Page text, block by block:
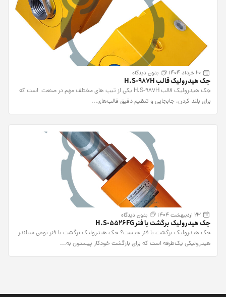
20 خرداد 1404 بدون دیدگاه
جک هیدرولیک قالب H.S-987H
جک هیدرولیک قالب H.S-987H یکی از تیپ های مختلف مهم در صنعت است که
برای بلند کردن، جابجایی و تنظیم دقیق قالب‌های...
23 اردیبهشت 1404 بدون دیدگاه
جک هیدرولیک برگشت با فنر H.S-5526FG
جک هیدرولیک برگشت با فنر چیست؟ جک هیدرولیک برگشت با فنر نوعی سیلندر
هیدرولیکی یک‌طرفه است که برای بازگشت خودکار پیستون به...